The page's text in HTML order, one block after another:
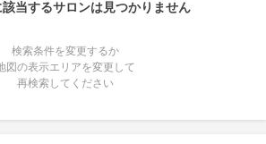
該当するサロンは見つかりません
検索条件を変更するか
図の表示エリアを変更して
再検索してください